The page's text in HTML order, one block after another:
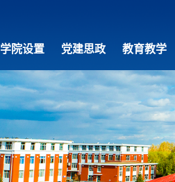
学院设置 党建思政 教育教学